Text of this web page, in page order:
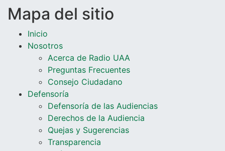
Mapa del sitio
Inicio
Nosotros
Acerca de Radio UAA
Preguntas Frecuentes
Consejo Ciudadano
Defensoría
Defensoría de las Audiencias
Derechos de la Audiencia
Quejas y Sugerencias
Transparencia